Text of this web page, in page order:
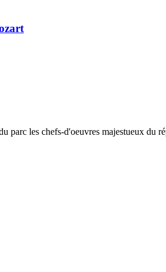
les chefs-d'oeuvres majestueux du